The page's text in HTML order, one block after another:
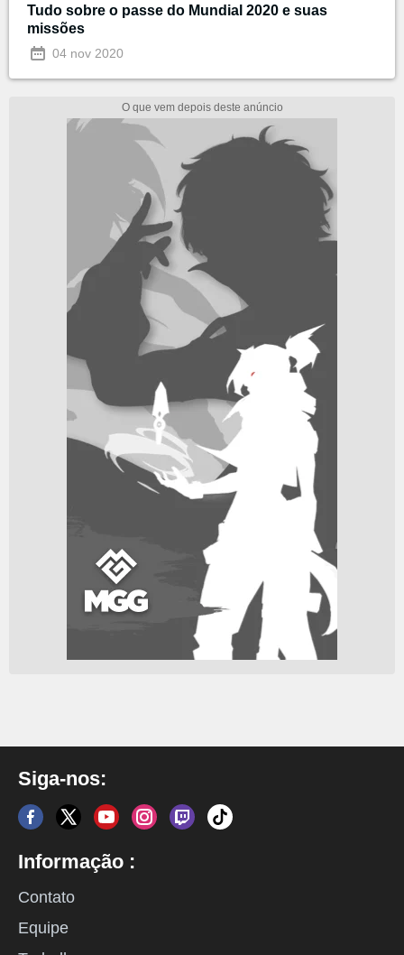
Tudo sobre o passe do Mundial 2020 e suas
missões
04 nov 2020
Siga-nos:
Informação :
Contato
Equipe